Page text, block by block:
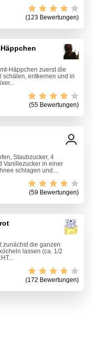
(123 Bewertungen)
Häppchen zuerst die
schälen, entkernen und in
(55 Bewertungen)
Staubzucker, 4
Vanillezucker in einer
schlagen und...
(59 Bewertungen)
zunächst die ganzen
lassen (ca. 1/2
(172 Bewertungen)